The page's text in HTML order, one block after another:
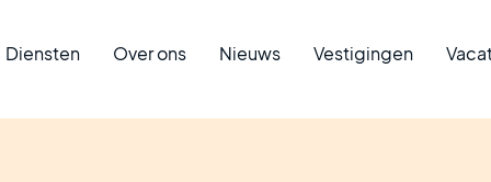
Diensten Over ons Nieuws Vestigingen